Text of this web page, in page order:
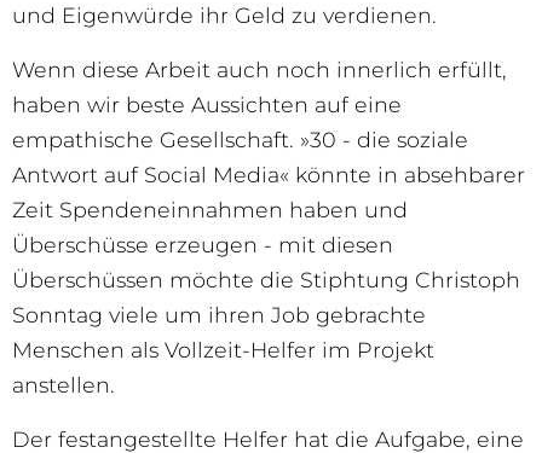
und Eigenwürde ihr Geld zu verdienen.
Wenn diese Arbeit auch noch innerlich erfüllt,
haben wir beste Aussichten auf eine
empathische Gesellschaft. »30 - die soziale
Antwort auf Social Media« könnte in absehbarer
Zeit Spendeneinnahmen haben und
Überschüsse erzeugen - mit diesen
Überschüssen möchte die Stiphtung Christoph
Sonntag viele um ihren Job gebrachte
Menschen als Vollzeit-Helfer im Projekt
anstellen.
Der festangestellte Helfer hat die Aufgabe, eine